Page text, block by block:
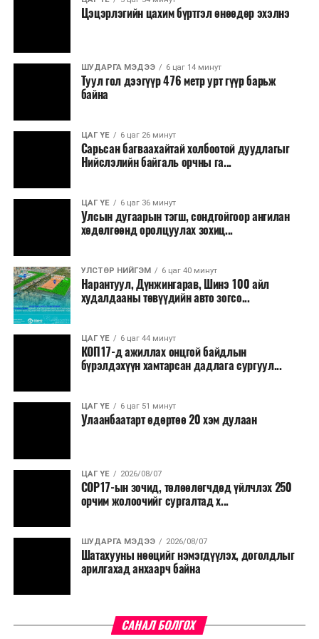
Ерөнхий сайд хэлсэн үгэндээ, Манай Засгийн газар 33
боловсруулах үйлдвэрийн ажлыг гацаанаас гаргалаа.
Үр дүнд нь 20 хувийн гүйцэтгэлтэй гацсан
нийлүүлэх, эрэл хайгуулын ажлыг эхлүүллээ. 14
байршилд Олон улсын нээлттэй сонгон шалгаруулалт
зарласан. Засгийн газар үнийн өсөлтийн эсрэг, дэлхий
сөрөг нөлөөг даван туулахын төлөө бүх шатандаа
хичээн ажиллаж байна хэмээв.
Цэцэрлэгийн цахим бүртгэл өнөөдөр эхэлнэ
ШУДАРГА МЭДЭЭ 6 цаг 14 минут
Туул гол дээгүүр 476 метр урт гүүр барьж
байна
ЦАГ ҮЕ 6 цаг 26 минут
Сарьсан багваахайтай холбоотой дуудлагыг
Нийслэлийн байгаль орчны га...
ЦАГ ҮЕ 6 цаг 36 минут
Улсын дугаарын тэгш, сондгойгоор ангилан
хөдөлгөөнд оролцуулах зохиц...
УЛСТӨР НИЙГЭМ 6 цаг 40 минут
Нарантуул, Дүнжингарав, Шинэ 100 айл
худалдааны төвүүдийн авто зогсо...
ЦАГ ҮЕ 6 цаг 44 минут
КОП17-д ажиллах онцгой байдлын
бүрэлдэхүүн хамтарсан дадлага сургуул...
ЦАГ ҮЕ 6 цаг 51 минут
Улаанбаатарт өдөртөө 20 хэм дулаан
ЦАГ ҮЕ 2026/08/07
COP17-ын зочид, төлөөлөгчдөд үйлчлэх 250
орчим жолоочийг сургалтад х...
ШУДАРГА МЭДЭЭ 2026/08/07
Шатахууны нөөцийг нэмэгдүүлэх, доголдлыг
арилгахад анхаарч байна
САНАЛ БОЛГОХ